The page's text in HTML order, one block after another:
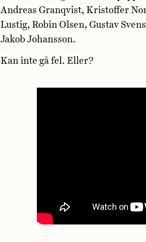
Andreas Granqvist, Kristoffer
Lustig, Robin Olsen, Gustav
Jakob Johansson.
Kan inte gå fel. Eller?